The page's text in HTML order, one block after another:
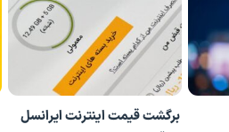
برگشت قیمت اینترنت ایرانسل